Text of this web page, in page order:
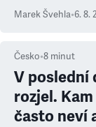
Marek Švehla•6. 8.
Česko•8 minut
V poslední
rozjel.
často neví